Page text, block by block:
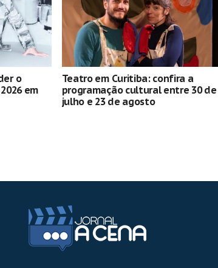
o
em
Teatro em Curitiba: confira a
programação cultural entre 30 de
julho e 23 de agosto